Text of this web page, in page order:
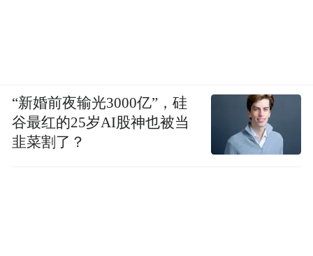
“新婚前夜输光3000亿”，硅
谷最红的25岁AI股神也被当
韭菜割了？